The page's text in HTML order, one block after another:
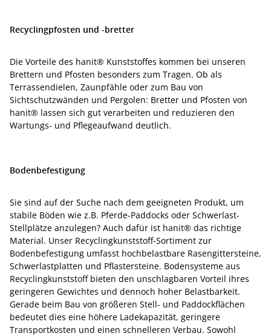
Recyclingpfosten und -bretter
Die Vorteile des hanit® Kunststoffes kommen bei unseren
Brettern und Pfosten besonders zum Tragen. Ob als
Terrassendielen, Zaunpfähle oder zum Bau von
Sichtschutzwänden und Pergolen: Bretter und Pfosten von
hanit® lassen sich gut verarbeiten und reduzieren den
Wartungs- und Pflegeaufwand deutlich.
Bodenbefestigung
Sie sind auf der Suche nach dem geeigneten Produkt, um
stabile Böden wie z.B. Pferde-Paddocks oder Schwerlast-
Stellplätze anzulegen? Auch dafür ist hanit® das richtige
Material. Unser Recyclingkunststoff-Sortiment zur
Bodenbefestigung umfasst hochbelastbare Rasengittersteine,
Schwerlastplatten und Pflastersteine. Bodensysteme aus
Recyclingkunststoff bieten den unschlagbaren Vorteil ihres
geringeren Gewichtes und dennoch hoher Belastbarkeit.
Gerade beim Bau von größeren Stell- und Paddockflächen
bedeutet dies eine höhere Ladekapazität, geringere
Transportkosten und einen schnelleren Verbau. Sowohl